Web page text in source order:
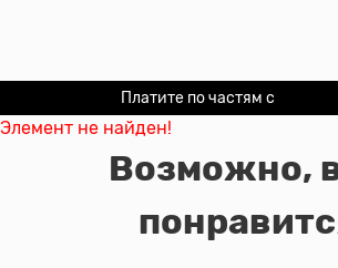
Платите по частям с
Элемент не найден!
Возможно,